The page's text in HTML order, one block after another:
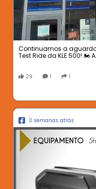
Continuamos a
Test Ride da KLE 500! 🏍️
29 1 1
3 semanas atrás